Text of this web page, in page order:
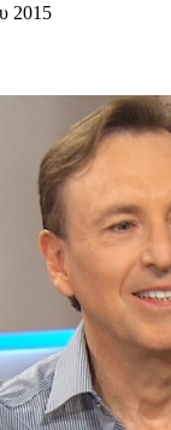
2015